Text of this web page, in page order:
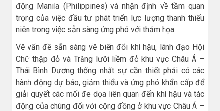
động Manila (Philippines) và nhận định về tầm quan
trọng của việc đầu tư phát triển lực lượng thanh thiếu
niên trong việc sẵn sàng ứng phó với thảm họa.
Về vấn đề sẵn sàng về biến đổi khí hậu, lãnh đạo Hội
Chữ thập đỏ và Trăng lưỡi liềm đỏ khu vực Châu Á –
Thái Bình Dương thống nhất sự cần thiết phải có các
hành động dự báo, giảm thiểu và ứng phó khẩn cấp để
giải quyết các mối đe dọa liên quan đến khí hậu và tác
động của chúng đối với cộng đồng ở khu vực Châu Á –